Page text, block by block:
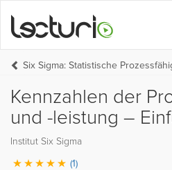
Six Sigma: Statistische
Kennzahlen der
und -leistung –
Institut Six Sigma
(1)